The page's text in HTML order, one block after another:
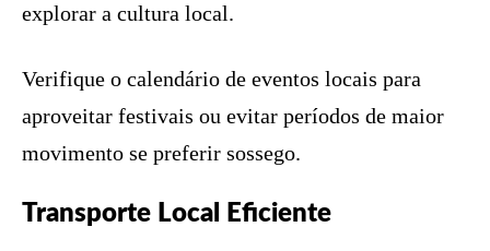
explorar a cultura local.
Verifique o calendário de eventos locais para
aproveitar festivais ou evitar períodos de maior
movimento se preferir sossego.
Transporte Local Eficiente